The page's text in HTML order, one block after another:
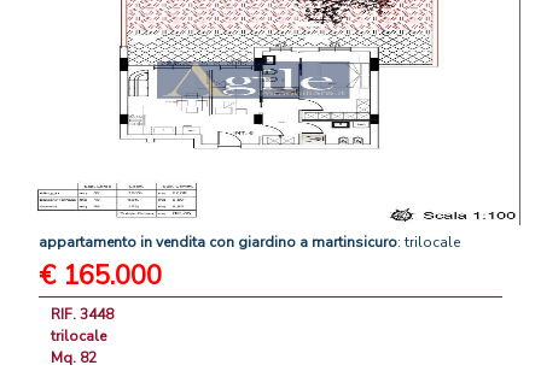
appartamento invendita con giardino a martinsicuro: trilocale
€ 165.000
RIF. 3448
trilocale
Mq. 82